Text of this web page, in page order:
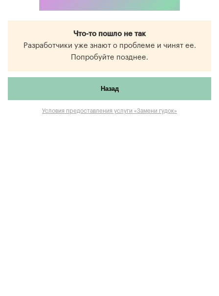
Что-то пошло не так
Разработчики уже знают о проблеме и чинят ее.
Попробуйте позднее.
Назад
Условия предоставления услуги «Замени гудок»